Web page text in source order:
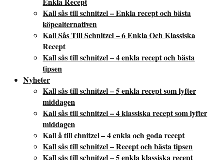
Kall sås till schnitzel – Enkla recept och bästa
köpealternativen
Kall Sås Till Schnitzel – 6 Enkla Och Klassiska
Recept
Kall sås till schnitzel – 4 enkla recept och bästa
tipsen
Nyheter
Kall sås till schnitzel – 5 enkla recept som lyfter
middagen
Kall sås till schnitzel – 4 klassiska recept som lyfter
middagen
Kall å till chnitzel – 4 enkla och goda recept
Kall sås till schnitzel – Recept och bästa tipsen
Kall sås till schnitzel – 5 enkla klassiska recept